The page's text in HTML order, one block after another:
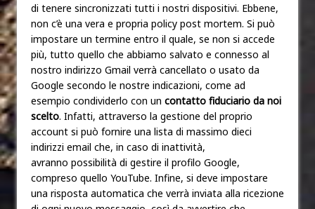
di tenere sincronizzati tutti i nostri dispositivi. Ebbene,
non c’è una vera e propria policy post mortem. Si può
impostare un termine entro il quale, se non si accede
più, tutto quello che abbiamo salvato e connesso al
nostro indirizzo Gmail verrà cancellato o usato da
Google secondo le nostre indicazioni, come ad
esempio condividerlo con un contatto fiduciario da noi
scelto. Infatti, attraverso la gestione del proprio
account si può fornire una lista di massimo dieci
indirizzi email che, in caso di inattività,
avranno possibilità di gestire il profilo Google,
compreso quello YouTube. Infine, si deve impostare
una risposta automatica che verrà inviata alla ricezione